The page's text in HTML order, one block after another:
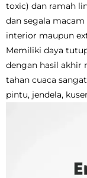
toxic) dan ramah
dan segala
interior maupun
Memiliki daya
dengan hasil akhir
tahan cuaca
pintu, jendela,